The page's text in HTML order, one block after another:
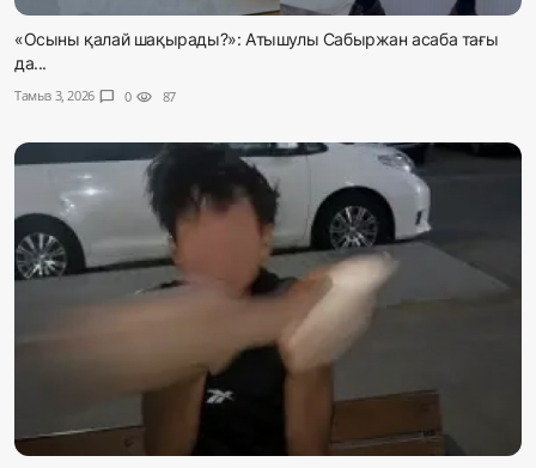
«Осыны қалай шақырады?»: Атышулы Сабыржан асаба тағы
да...
Тамыз 3, 2026 chat_bubble 0 visibility 87